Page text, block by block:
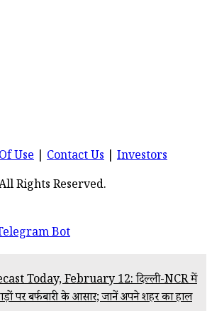
Use Contact Us
Investors
Rights Reserved.
Today, February 12: दिल्ली-NCR में
पर बर्फबारी के आसार; जानें अपने शहर का हाल